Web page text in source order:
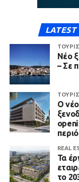
LATEST
Νέο
– Σε
Ο
REAL
Τα
το